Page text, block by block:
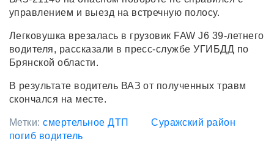
управлением и выезд на встречную полосу.
Легковушка врезалась в грузовик FAW J6 39-летнего
водителя, рассказали в пресс-службе УГИБДД по
Брянской области.
В результате водитель ВАЗ от полученных травм
скончался на месте.
Метки:смертельное ДТП
Суражский район
погиб водитель